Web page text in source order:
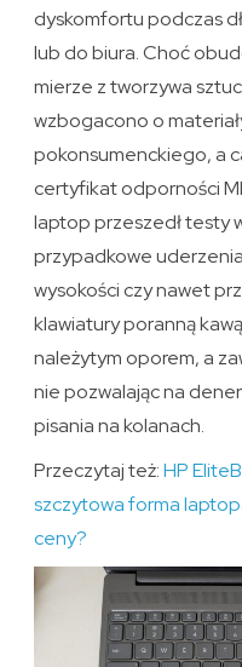
dyskomfortu podczas
lub do biura. Choć
mierze z tworzywa
wzbogacono o
pokonsumenckiego, a
certyfikat odporności
laptop przeszedł testy
przypadkowe
wysokości czy nawet
klawiatury poranną
należytym oporem, a
nie pozwalając na
pisania na kolanach.
Przeczytaj też:HP
szczytowa forma
ceny?